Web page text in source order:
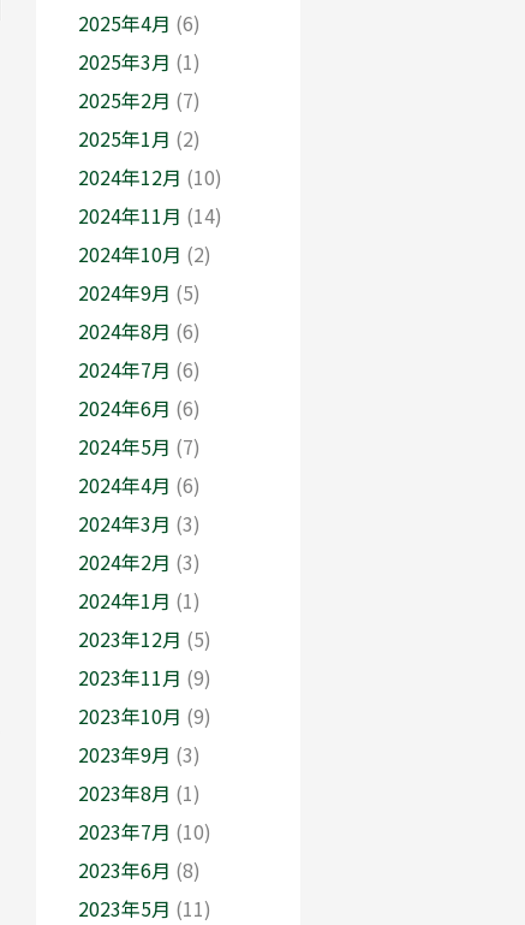
2025年4月 (6)
2025年3月 (1)
2025年2月 (7)
2025年1月 (2)
2024年12月 (10)
2024年11月 (14)
2024年10月 (2)
2024年9月 (5)
2024年8月 (6)
2024年7月 (6)
2024年6月 (6)
2024年5月 (7)
2024年4月 (6)
2024年3月 (3)
2024年2月 (3)
2024年1月 (1)
2023年12月 (5)
2023年11月 (9)
2023年10月 (9)
2023年9月 (3)
2023年8月 (1)
2023年7月 (10)
2023年6月 (8)
2023年5月 (11)